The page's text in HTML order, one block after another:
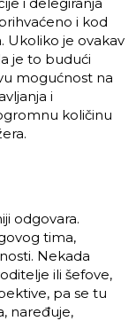
i kod
Ukoliko je ovakav
je to budući
mogućnost na
i
količinu
odgovara.
tima,
Nekada
ili šefove,
pa se tu
naređuje,